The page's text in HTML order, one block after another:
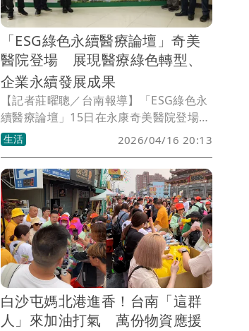
「ESG綠色永續醫療論壇」奇美
醫院登場 展現醫療綠色轉型、
企業永續發展成果
【記者莊曜聰／台南報導】「ESG綠色永
續醫療論壇」15日在永康奇美醫院登場，
響應聯合國永續發展目標（SDGs），包
括奇美醫院院長林宏榮在內，還有環境
部、衛福部、南科管理局、雙和醫院、新
光吳火獅紀念醫院、玉山銀行、台積電、
台灣永續能源研究基金會等，產關醫學研
代表共聚一堂，透過跨領域交流與實務分
享，展現各界攜手推動台灣醫療體系綠色
轉型與企業永續發展成果。
生活 2026/04/16 20:13
白沙屯媽北港進香！台南「這群
人」來加油打氣 萬份物資應援